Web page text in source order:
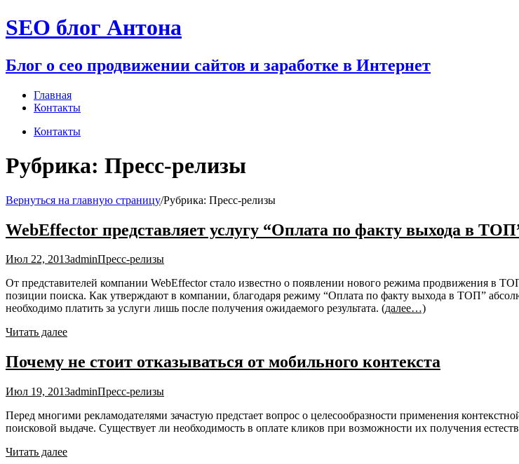
Перейти
к
SEO блог Антона
Блог о сео продвижении сайтов и заработке в Интернет
Главная
Контакты
Контакты
Рубрика: Пресс-релизы
Вернуться на главную страницу/Рубрика: Пресс-релизы
WebEffector представляет услугу “Оплата по факту выхода в
Июл 22, 2013adminПресс-релизы
От представителей компании WebEffector стало известно о появлении нового режима продвижения в
позиции поиска. Как утверждают в компании, благодаря режиму “Оплата по факту выхода в ТОП”
необходимо платить за услуги лишь после получения ожидаемого результата. (далее…)
Читать далее
Почему не стоит отказываться от мобильного контекста
Июл 19, 2013adminПресс-релизы
Перед многими рекламодателями зачастую предстает вопрос о целесообразности применения
поисковой выдаче. Существует ли необходимость в оплате кликов при возможности их получения
Читать далее